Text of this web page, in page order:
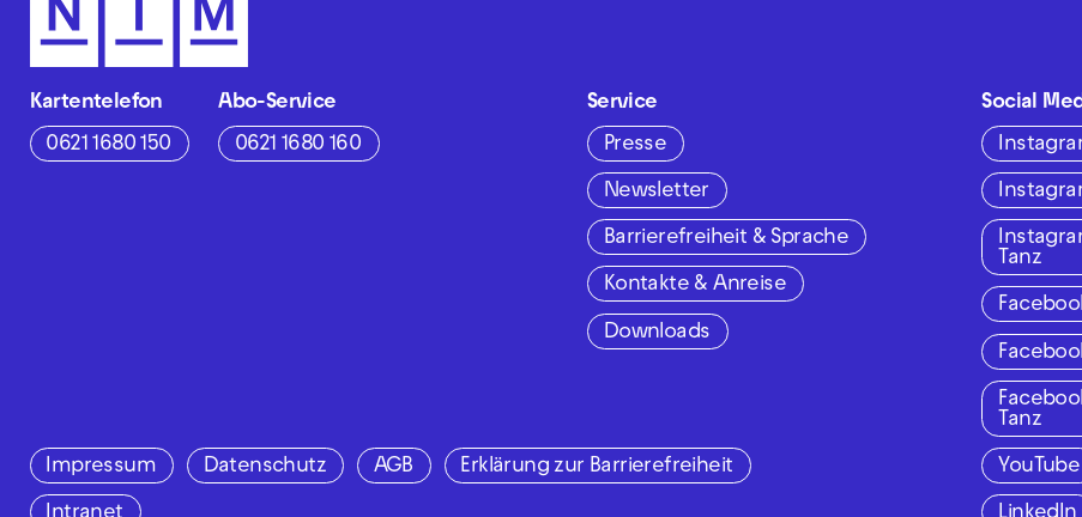
Kartentelefon
0621 1680 150
Abo-Service
0621 1680 160
Service
Presse
Newsletter
Barrierefreiheit & Sprache
Kontakte & Anreise
Downloads
Social
Tanz
Tanz
YouTube
Impressum Datenschutz AGB Erklärung zur Barrierefreiheit